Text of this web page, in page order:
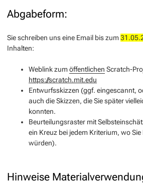
Abgabeform:
Sie schreiben uns eine Email bis zum
Inhalten:
Weblink zumöffentlichen Scratch-
https://scratch.mit.edu
Entwurfsskizzen (ggf. eingescannt,
auch die Skizzen, die Sie später
konnten.
Beurteilungsraster mit
ein Kreuz bei jedem Kriterium, wo
würden).
Hinweise